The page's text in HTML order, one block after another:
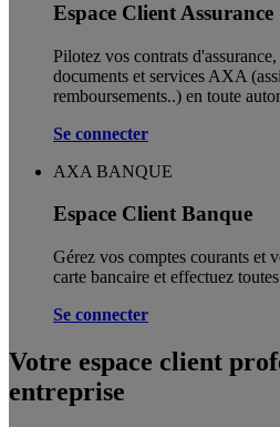
Espace Client Assurance
Pilotez vos contrats
documents et services AXA
remboursements..) en toute
Se connecter
AXA BANQUE
Espace Client Banque
Gérez vos comptes courants et
carte bancaire et effectuez
Se connecter
Votre espace client
entreprise